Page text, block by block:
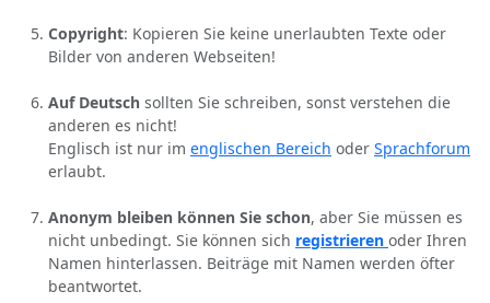
Copyright: Kopieren Sie keine unerlaubten Texte oder
Bilder von anderen Webseiten!
Auf Deutsch sollten Sie schreiben, sonst verstehen die
anderen es nicht!
Englisch ist nur im englischen Bereich oder Sprachforum
erlaubt.
Anonym bleiben können Sie schon, aber Sie müssen es
nicht unbedingt. Sie können sich registrieren oder Ihren
Namen hinterlassen. Beiträge mit Namen werden öfter
beantwortet.